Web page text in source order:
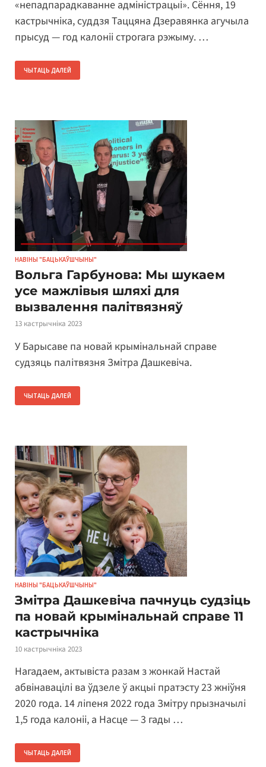
«непадпарадкаванне адміністрацыі». Сёння, 19
кастрычніка, суддзя Таццяна Дзеравянка агучыла
прысуд — год калоніі строгага рэжыму. …
ЧЫТАЦЬ ДАЛЕЙ
НАВІНЫ "БАЦЬКАЎШЧЫНЫ"
Вольга Гарбунова: Мы шукаем
усе мажлівыя шляхі для
вызвалення палітвязняў
13 кастрычніка 2023
У Барысаве па новай крымінальнай справе
судзяць палітвязня Змітра Дашкевіча.
ЧЫТАЦЬ ДАЛЕЙ
НАВІНЫ "БАЦЬКАЎШЧЫНЫ"
Змітра Дашкевіча пачнуць судзіць
па новай крымінальнай справе 11
кастрычніка
10 кастрычніка 2023
Нагадаем, актывіста разам з жонкай Настай
абвінавацілі ва ўдзеле ў акцыі пратэсту 23 жніўня
2020 года. 14 ліпеня 2022 года Змітру прызначылі
1,5 года калоніі, а Насце — 3 гады …
ЧЫТАЦЬ ДАЛЕЙ